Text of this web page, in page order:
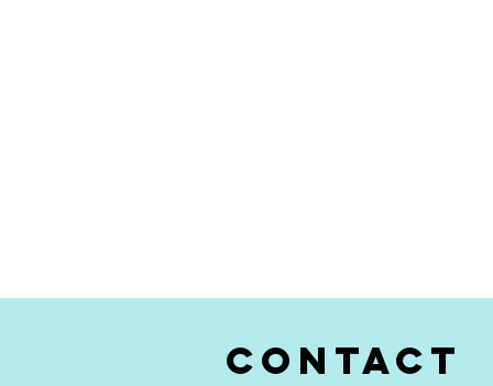
CONTACT